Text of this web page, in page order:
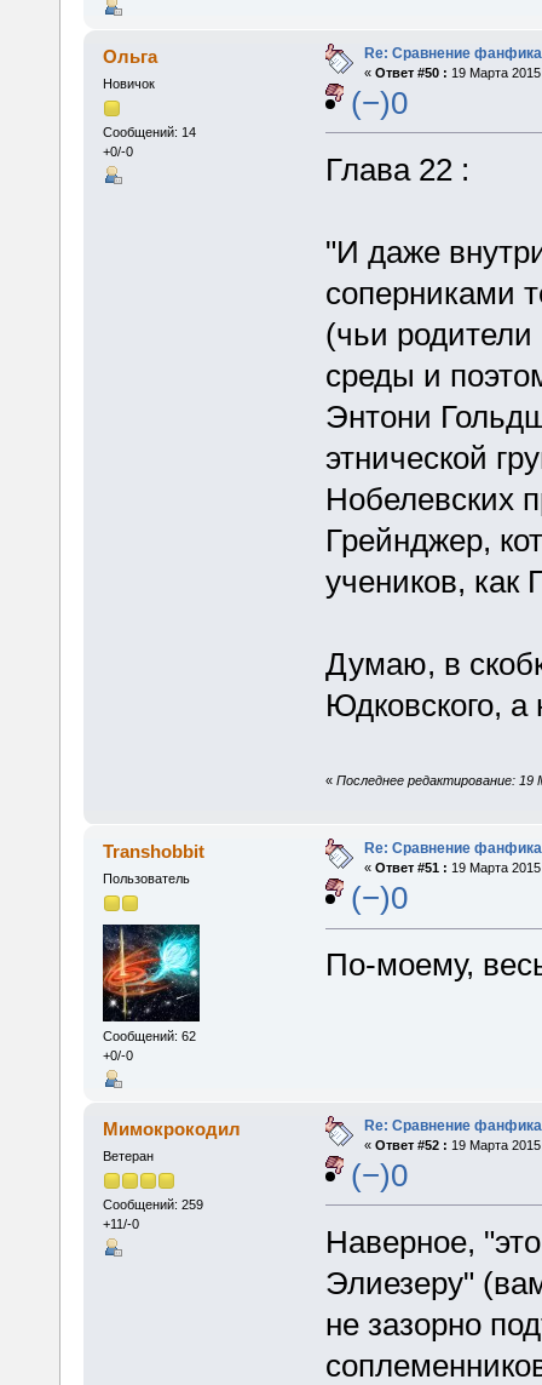
Ольга
Новичок
Сообщений: 14
+0/-0
Re: Сравнение
« Ответ #50 : 19 Марта
(−)0
Глава 22 :
"И даже
соперниками
(чьи
среды и
Энтони
этнической
Нобелевских
Грейнджер,
учеников, как
Думаю, в
Юдковского, а
« Последнее редактирование:
Transhobbit
Пользователь
Сообщений: 62
+0/-0
Re: Сравнение
« Ответ #51 : 19 Марта
(−)0
По-моему,
Мимокрокодил
Ветеран
Сообщений: 259
+11/-0
Re: Сравнение
« Ответ #52 : 19 Марта
(−)0
Наверное,
Элиезеру"
не зазорно